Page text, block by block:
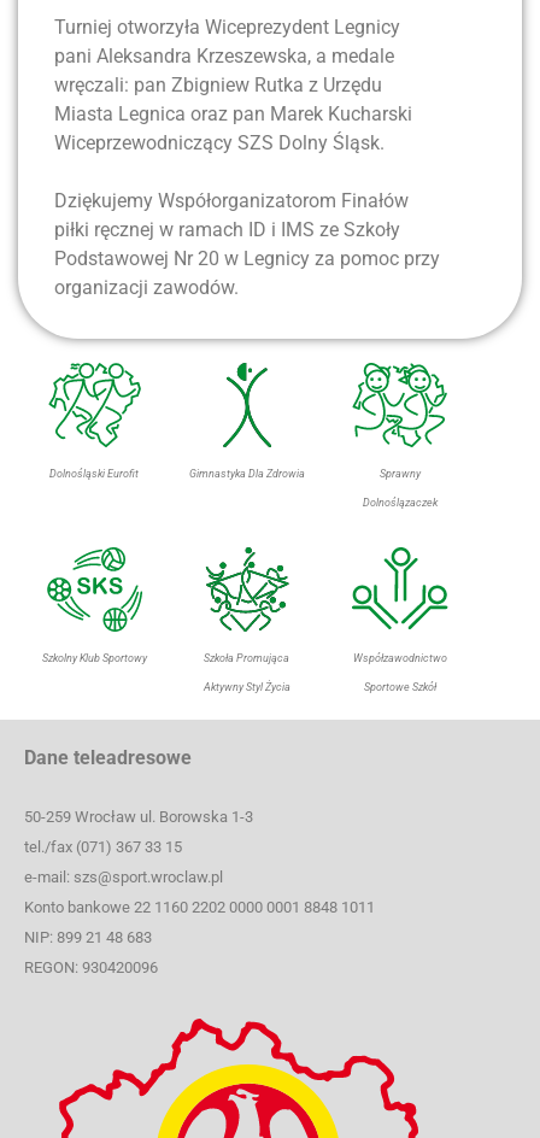
Turniej otworzyła Wiceprezydent Legnicy
pani Aleksandra Krzeszewska, a medale
wręczali: pan Zbigniew Rutka z Urzędu
Miasta Legnica oraz pan Marek Kucharski
Wiceprzewodniczący SZS Dolny Śląsk.
Dziękujemy Współorganizatorom Finałów
piłki ręcznej w ramach ID i IMS ze Szkoły
Podstawowej Nr 20 w Legnicy za pomoc przy
organizacji zawodów.
Dolnośląski Eurofit Gimnastyka Dla Zdrowia Sprawny
Dolnoślązaczek
Szkolny Klub Sportowy Szkoła Promująca
Aktywny Styl Życia
Współzawodnictwo
Sportowe Szkół
Dane teleadresowe
50-259 Wrocław ul. Borowska 1-3
tel./fax (071) 367 33 15
e-mail: szs@sport.wroclaw.pl
Konto bankowe 22 1160 2202 0000 0001 8848 1011
NIP: 899 21 48 683
REGON: 930420096